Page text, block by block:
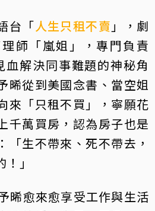
台「人生只租不賣 」，劇
師「嵐姐」，專門負責
解決同事難題的神秘角
晞從到美國念書、當空姐
來「只租不買」，寧願花
千萬買房，認為房子也是
「生不帶來、死不帶去，
」
晞愈來愈享受工作與生活